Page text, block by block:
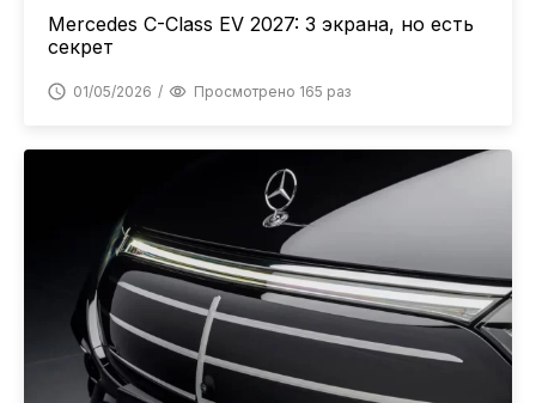
Mercedes C-Class EV 2027: 3 экрана, но есть
секрет
01/05/2026 Просмотрено 165 раз